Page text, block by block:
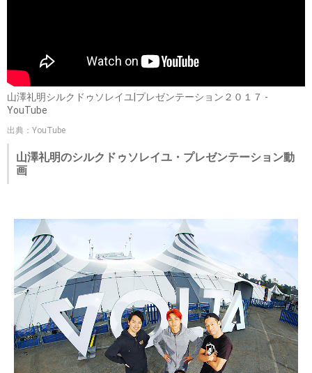
山澤礼明シルクドゥソレイユ|プレゼンテーション２０１７ -
YouTube
出典：YouTube
山澤礼明のシルクドゥソレイユ・プレゼンテーション動
画